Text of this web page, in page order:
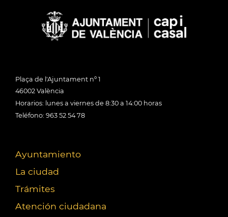
Plaça de l'Ajuntament nº 1
46002 València
Horarios: lunes a viernes de 8:30 a 14:00 horas
Teléfono: 963 52 54 78
Ayuntamiento
La ciudad
Trámites
Atención ciudadana